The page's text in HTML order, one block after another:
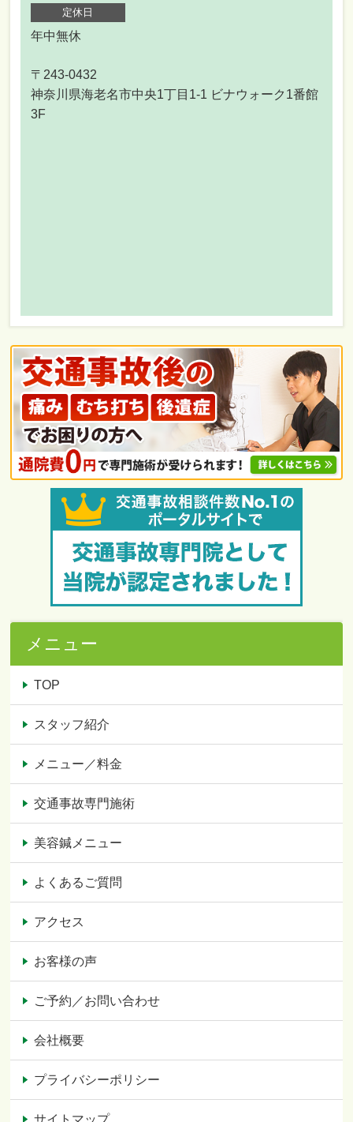
定休日
年中無休
〒243-0432
神奈川県海老名市中央1丁目1-1 ビナウォーク1番館
3F
メニュー
TOP
スタッフ紹介
メニュー／料金
交通事故専門施術
美容鍼メニュー
よくあるご質問
アクセス
お客様の声
ご予約／お問い合わせ
会社概要
プライバシーポリシー